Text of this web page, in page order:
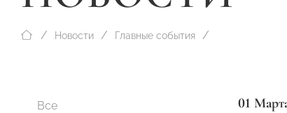
Новости Главные события
Все
01